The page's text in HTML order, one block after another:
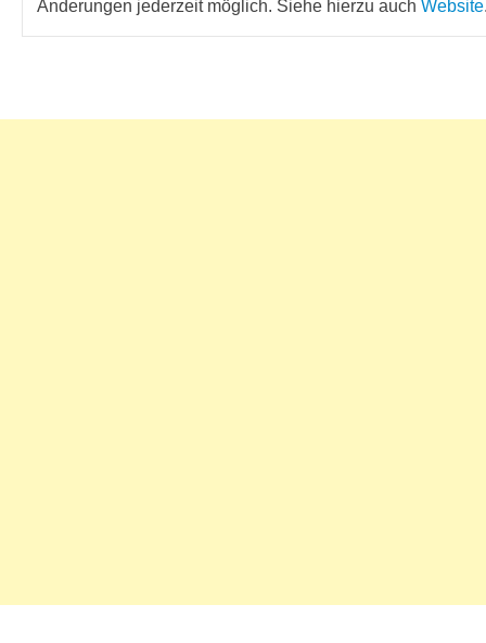
Änderungen jederzeit möglich. Siehe hierzu auchWebsite